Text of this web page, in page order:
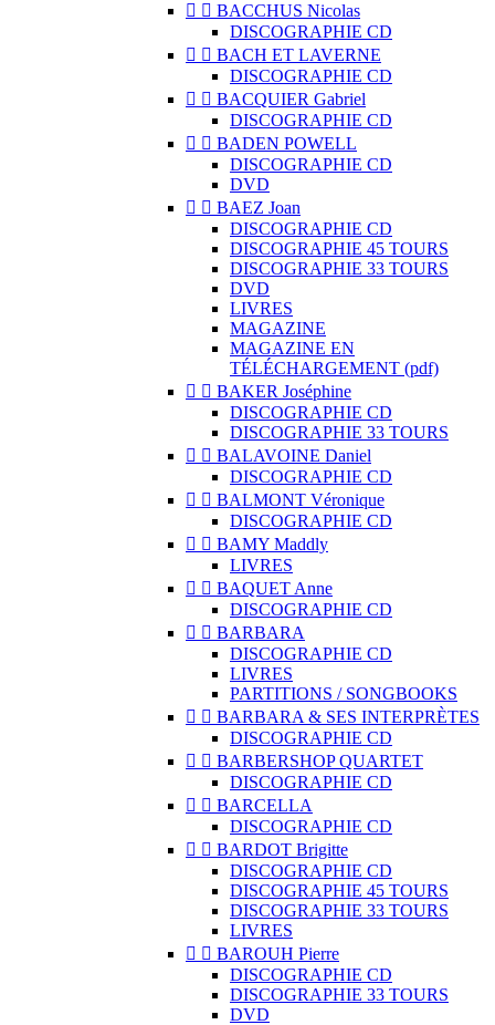
  BACCHUS Nicolas
DISCOGRAPHIE CD
  BACH ET LAVERNE
DISCOGRAPHIE CD
  BACQUIER Gabriel
DISCOGRAPHIE CD
  BADEN POWELL
DISCOGRAPHIE CD
DVD
  BAEZ Joan
DISCOGRAPHIE CD
DISCOGRAPHIE 45 TOURS
DISCOGRAPHIE 33 TOURS
DVD
LIVRES
MAGAZINE
MAGAZINE EN
TÉLÉCHARGEMENT (pdf)
  BAKER Joséphine
DISCOGRAPHIE CD
DISCOGRAPHIE 33 TOURS
  BALAVOINE Daniel
DISCOGRAPHIE CD
  BALMONT Véronique
DISCOGRAPHIE CD
  BAMY Maddly
LIVRES
  BAQUET Anne
DISCOGRAPHIE CD
  BARBARA
DISCOGRAPHIE CD
LIVRES
PARTITIONS / SONGBOOKS
  BARBARA & SES INTERPRÈTES
DISCOGRAPHIE CD
  BARBERSHOP QUARTET
DISCOGRAPHIE CD
  BARCELLA
DISCOGRAPHIE CD
  BARDOT Brigitte
DISCOGRAPHIE CD
DISCOGRAPHIE 45 TOURS
DISCOGRAPHIE 33 TOURS
LIVRES
  BAROUH Pierre
DISCOGRAPHIE CD
DISCOGRAPHIE 33 TOURS
DVD